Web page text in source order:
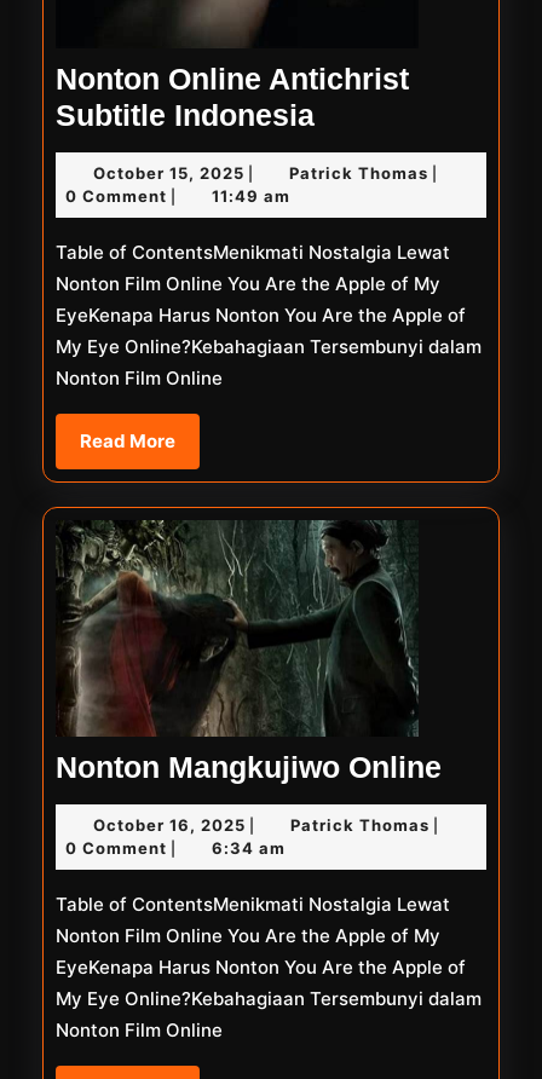
Nonton Online Antichrist
Subtitle Indonesia
Online
Antichrist
Subtitle
Indonesia
October 15, 2025 October
15,
2025
Patrick ThomasPatrick
0 Comment 11:49 am
Table of ContentsMenikmati Nostalgia Lewat
Nonton Film Online You Are the Apple of My
EyeKenapa Harus Nonton You Are the Apple of
My Eye Online?Kebahagiaan Tersembunyi dalam
Nonton Film Online
Read MoreRead
More
Nonton Mangkujiwo Online
October 16, 2025 October
16,
2025
Patrick ThomasPatrick
0 Comment 6:34 am
Table of ContentsMenikmati Nostalgia Lewat
Nonton Film Online You Are the Apple of My
EyeKenapa Harus Nonton You Are the Apple of
My Eye Online?Kebahagiaan Tersembunyi dalam
Nonton Film Online